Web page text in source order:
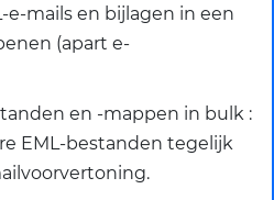
e-mails en bijlagen in een
(apart e-
en -mappen in bulk :
EML-bestanden tegelijk